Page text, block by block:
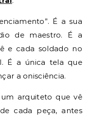
É a sua
de maestro. É a
e cada soldado no
É a única tela que
a onisciência.
arquiteto que vê
cada peça, antes